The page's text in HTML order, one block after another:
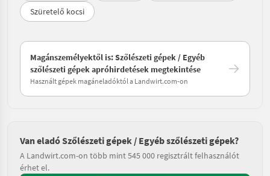
Szüretelő kocsi
Magánszemélyektől is: Szőlészeti gépek / Egyéb
szőlészeti gépek apróhirdetések megtekintése
Használt gépek magáneladóktól a Landwirt.com-on
Van eladó Szőlészeti gépek / Egyéb szőlészeti gépek?
A Landwirt.com-on több mint 545 000 regisztrált felhasználót
érhet el.